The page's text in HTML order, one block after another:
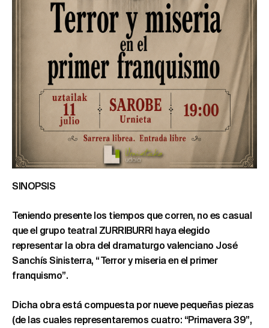
SINOPSIS
Teniendo presente los tiempos que corren, no es casual
que el grupo teatral ZURRIBURRI haya elegido
representar la obra del dramaturgo valenciano José
Sanchís Sinisterra, “Terror y miseria en el primer
franquismo”.
Dicha obra está compuesta por nueve pequeñas piezas
(de las cuales representaremos cuatro: “Primavera 39”,